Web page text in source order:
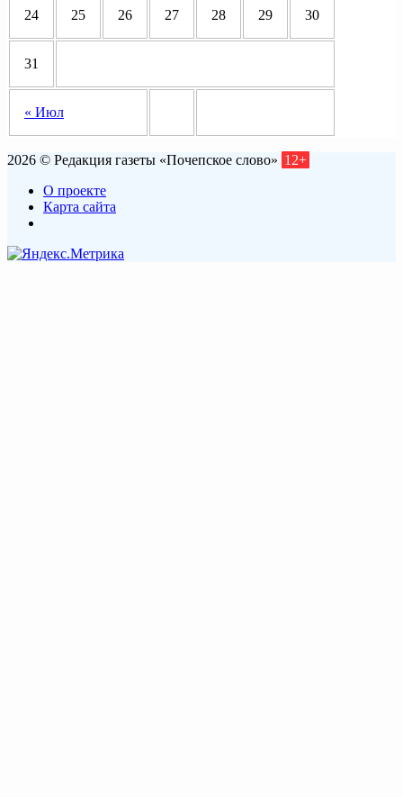
« Июл
24 25 26 27 28 29 30
31
2026 © Редакция газеты «Почепское слово» 12+
О проекте
Карта сайта